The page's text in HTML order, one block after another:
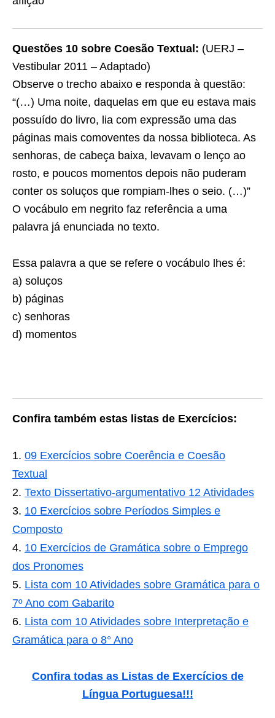
Questões 10 sobre Coesão Textual: (UERJ –
Vestibular 2011 – Adaptado)
Observe o trecho abaixo e responda à questão:
“(…) Uma noite, daquelas em que eu estava mais
possuído do livro, lia com expressão uma das
páginas mais comoventes da nossa biblioteca. As
senhoras, de cabeça baixa, levavam o lenço ao
rosto, e poucos momentos depois não puderam
conter os soluços que rompiam- lhes o seio. (…)”
O vocábulo em negrito faz referência a uma
palavra já enunciada no texto.
Essa palavra a que se refere o vocábulo lhes é:
a) soluços
b) páginas
c) senhoras
d) momentos
Confira também estas listas de Exercícios:
09 Exercícios sobre Coerência e Coesão
Textual
Texto Dissertativo-argumentativo 12 Atividades
10 Exercícios sobre Períodos Simples e
Composto
10 Exercícios de Gramática sobre o Emprego
dos Pronomes
Lista com 10 Atividades sobre Gramática para o
7º Ano com Gabarito
Lista com 10 Atividades sobre Interpretação e
Gramática para o 8° Ano
Confira todas as Listas de Exercícios de
Língua Portuguesa!!!